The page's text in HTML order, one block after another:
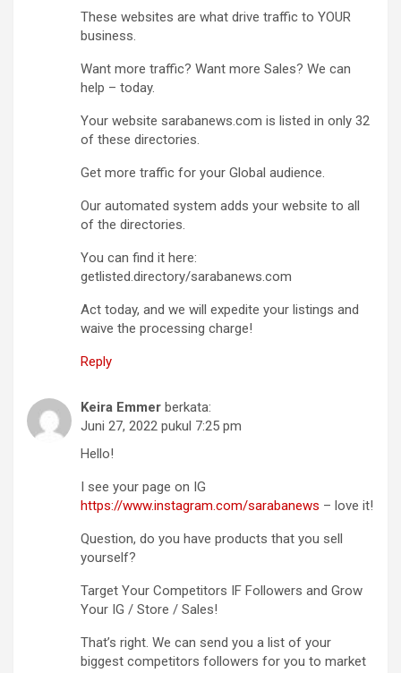
These websites are what drive traffic to YOUR
business.
Want more traffic? Want more Sales? We can
help – today.
Your website sarabanews.com is listed in only 32
of these directories.
Get more traffic for your Global audience.
Our automated system adds your website to all
of the directories.
You can find it here:
getlisted.directory/sarabanews.com
Act today, and we will expedite your listings and
waive the processing charge!
Reply
Keira Emmer berkata:
Juni 27, 2022 pukul 7:25 pm
Hello!
I see your page on IG
https://www.instagram.com/sarabanews – love it!
Question, do you have products that you sell
yourself?
Target Your Competitors IF Followers and Grow
Your IG / Store / Sales!
That’s right. We can send you a list of your
biggest competitors followers for you to market